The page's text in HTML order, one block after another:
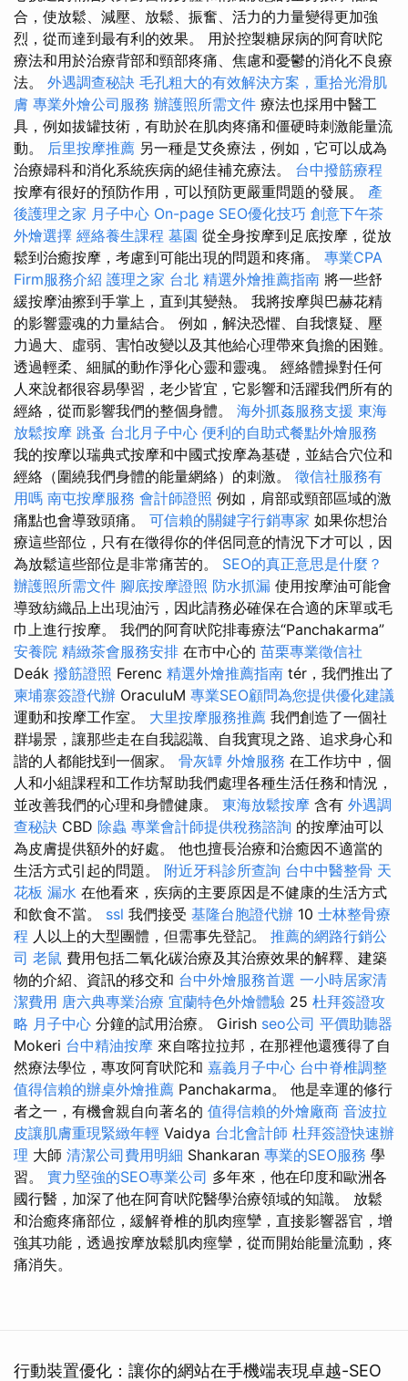
合，使放鬆、減壓、放鬆、振奮、活力的力量變得更加強
烈，從而達到最有利的效果。 用於控製糖尿病的阿育吠陀
療法和用於治療背部和頸部疼痛、焦慮和憂鬱的消化不良療
法。 外遇調查秘訣 毛孔粗大的有效解決方案，重拾光滑肌
膚 專業外燴公司服務 辦護照所需文件 療法也採用中醫工
具，例如拔罐技術，有助於在肌肉疼痛和僵硬時刺激能量流
動。 后里按摩推薦 另一種是艾灸療法，例如，它可以成為
治療婦科和消化系統疾病的絕佳補充療法。 台中撥筋療程
按摩有很好的預防作用，可以預防更嚴重問題的發展。 產
後護理之家 月子中心 On-page SEO優化技巧 創意下午茶
外燴選擇 經絡養生課程 墓園 從全身按摩到足底按摩，從放
鬆到治癒按摩，考慮到可能出現的問題和疼痛。 專業CPA
Firm服務介紹 護理之家 台北 精選外燴推薦指南 將一些舒
緩按摩油擦到手掌上，直到其變熱。 我將按摩與巴赫花精
的影響靈魂的力量結合。 例如，解決恐懼、自我懷疑、壓
力過大、虛弱、害怕改變以及其他給心理帶來負擔的困難。
透過輕柔、細膩的動作淨化心靈和靈魂。 經絡體操對任何
人來說都很容易學習，老少皆宜，它影響和活躍我們所有的
經絡，從而影響我們的整個身體。 海外抓姦服務支援 東海
放鬆按摩 跳蚤 台北月子中心 便利的自助式餐點外燴服務
我的按摩以瑞典式按摩和中國式按摩為基礎，並結合穴位和
經絡（圍繞我們身體的能量網絡）的刺激。 徵信社服務有
用嗎 南屯按摩服務 會計師證照 例如，肩部或頸部區域的激
痛點也會導致頭痛。 可信賴的關鍵字行銷專家 如果你想治
療這些部位，只有在徵得你的伴侶同意的情況下才可以，因
為放鬆這些部位是非常痛苦的。 SEO的真正意思是什麼？
辦護照所需文件 腳底按摩證照 防水抓漏 使用按摩油可能會
導致紡織品上出現油污，因此請務必確保在合適的床單或毛
巾上進行按摩。 我們的阿育吠陀排毒療法“Panchakarma”
安養院 精緻茶會服務安排 在市中心的 苗栗專業徵信社
Deák 撥筋證照 Ferenc 精選外燴推薦指南 tér，我們推出了
柬埔寨簽證代辦 OraculuM 專業SEO顧問為您提供優化建議
運動和按摩工作室。 大里按摩服務推薦 我們創造了一個社
群場景，讓那些走在自我認識、自我實現之路、追求身心和
諧的人都能找到一個家。 骨灰罈 外燴服務 在工作坊中，個
人和小組課程和工作坊幫助我們處理各種生活任務和情況，
並改善我們的心理和身體健康。 東海放鬆按摩 含有 外遇調
查秘訣 CBD 除蟲 專業會計師提供稅務諮詢 的按摩油可以
為皮膚提供額外的好處。 他也擅長治療和治癒因不適當的
生活方式引起的問題。 附近牙科診所查詢 台中中醫整骨 天
花板 漏水 在他看來，疾病的主要原因是不健康的生活方式
和飲食不當。 ssl 我們接受 基隆台胞證代辦 10 士林整骨療
程 人以上的大型團體，但需事先登記。 推薦的網路行銷公
司 老鼠 費用包括二氧化碳治療及其治療效果的解釋、建築
物的介紹、資訊的移交和 台中外燴服務首選 一小時居家清
潔費用 唐六典專業治療 宜蘭特色外燴體驗 25 杜拜簽證攻
略 月子中心 分鐘的試用治療。 Girish seo公司 平價助聽器
Mokeri 台中精油按摩 來自喀拉拉邦，在那裡他還獲得了自
然療法學位，專攻阿育吠陀和 嘉義月子中心 台中脊椎調整
值得信賴的辦桌外燴推薦 Panchakarma。 他是幸運的修行
者之一，有機會親自向著名的 值得信賴的外燴廠商 音波拉
皮讓肌膚重現緊緻年輕 Vaidya 台北會計師 杜拜簽證快速辦
理 大師 清潔公司費用明細 Shankaran 專業的SEO服務 學
習。 實力堅強的SEO專業公司 多年來，他在印度和歐洲各
國行醫，加深了他在阿育吠陀醫學治療領域的知識。 放鬆
和治癒疼痛部位，緩解脊椎的肌肉痙攣，直接影響器官，增
強其功能，透過按摩放鬆肌肉痙攣，從而開始能量流動，疼
痛消失。
行動裝置優化：讓你的網站在手機端表現卓越-SEO